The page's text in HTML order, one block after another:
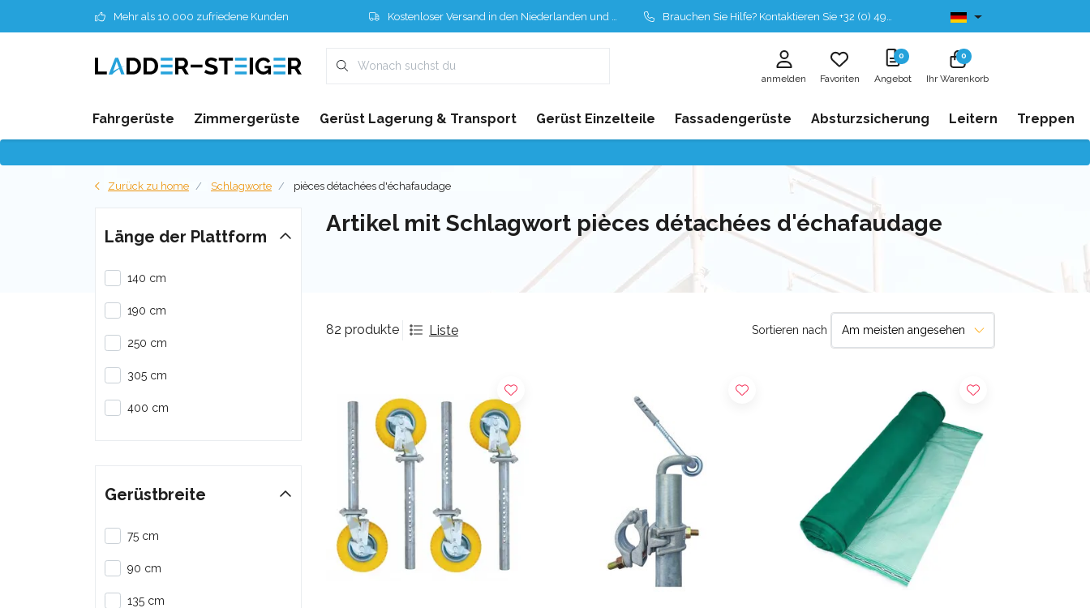
Mehr als 10.000 zufriedene Kunden Kostenloser Versand in den Niederlanden und Belgien Brauchen Sie Hilfe? Kontaktieren Sie +32 (0) 496 532 330 Ab lager lieferbar
anmelden Favoriten
0
Angebot
0
Ihr Warenkorb
Fahrgerüste Zimmergerüste Gerüst Lagerung & Transport Gerüst Einzelteile Fassadengerüste Absturzsicherung Leitern Treppen
Zurück zu home Schlagworte pièces détachées d'échafaudage
Artikel mit Schlagwort pièces détachées d'échafaudage
82 produkte Liste Sortieren nach
Länge der Plattform
140 cm
190 cm
250 cm
305 cm
400 cm
Gerüstbreite
75 cm
90 cm
135 cm